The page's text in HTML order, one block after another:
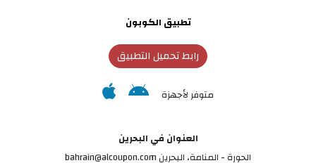
تطبيق الكوبون
رابط تحميل التطبيق
متوفر لأجهزة
العنوان في البحرين
الحورة - المنامة‎، البحرين bahrain@alcoupon.com